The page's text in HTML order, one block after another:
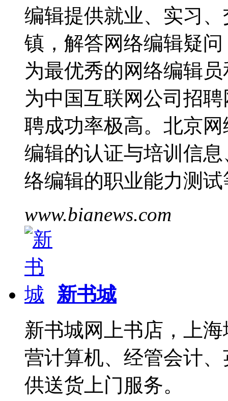
编辑提供就业、实习
镇，解答网络编辑疑
为最优秀的网络编辑
为中国互联网公司招
聘成功率极高。北京
编辑的认证与培训信
络编辑的职业能力测
www.bianews.com
新书城
新书城网上书店，上
营计算机、经管会计
供送货上门服务。